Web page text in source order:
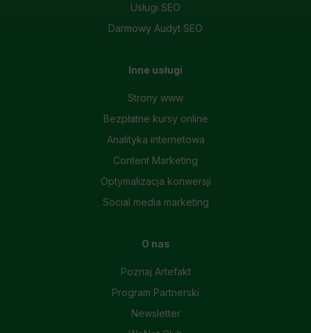
Usługi SEO
Darmowy Audyt SEO
Inne usługi
Strony www
Bezpłatne kursy online
Analityka internetowa
Content Marketing
Optymalizacja konwersji
Social media marketing
O nas
Poznaj Artefakt
Program Partnerski
Newsletter